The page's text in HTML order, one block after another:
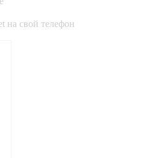
на свой телефон